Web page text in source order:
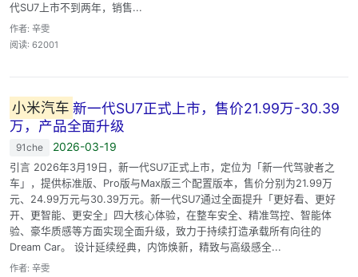
代SU7上市不到两年，销售...
作者: 辛雯
阅读: 62001
小米汽车 新一代SU7正式上市，售价21.99万-30.39
万，产品全面升级
91che 2026-03-19
引言 2026年3月19日，新一代SU7正式上市，定位为「新一代驾驶者之
车」，提供标准版、Pro版与Max版三个配置版本，售价分别为21.99万
元、24.99万元与30.39万元。新一代SU7通过全面提升「更好看、更好
开、更智能、更安全」四大核心体验，在整车安全、精准驾控、智能体
验、豪华质感等方面实现全面升级，致力于持续打造承载所有向往的
Dream Car。 设计延续经典，内饰焕新，精致与高级感全...
作者: 辛雯